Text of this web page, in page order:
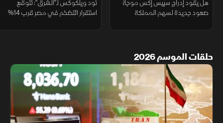
هل يقود إدراج سبيس إكس موجة
صعود جديدة لسهم المملكة
تود ويلكوكس لـ"الشرق": نتوقع
استقرار التضخم في مصر قرب 14%
حلقات الموسم 2026